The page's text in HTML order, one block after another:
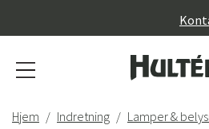
Hjem Indretning Lamper &